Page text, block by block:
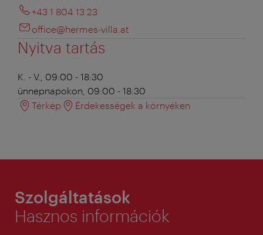
+43 1 804 13 23
office@hermes-villa.at
Nyitva tartás
K. - V., 09:00 - 18:30
ünnepnapokon, 09:00 - 18:30
Térkép
Érdekességek a környéken
Szolgáltatások
Hasznos információk